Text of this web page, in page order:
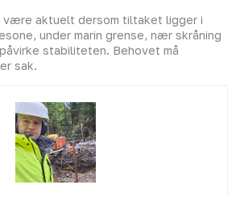
være aktuelt dersom tiltaket ligger i
under marin grense, nær skråning
stabiliteten. Behovet må
sak.